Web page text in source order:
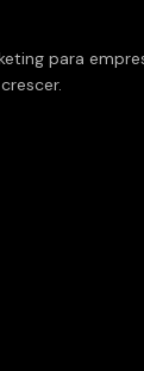
para